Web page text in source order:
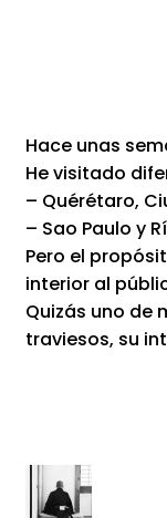
Hace unas
He visitado
– Quérétaro,
– Sao Paulo y
Pero el
interior al
Quizás uno de
traviesos, su